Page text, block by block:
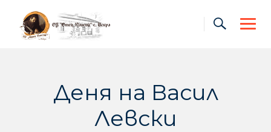
content
Деня на Васил
Левски